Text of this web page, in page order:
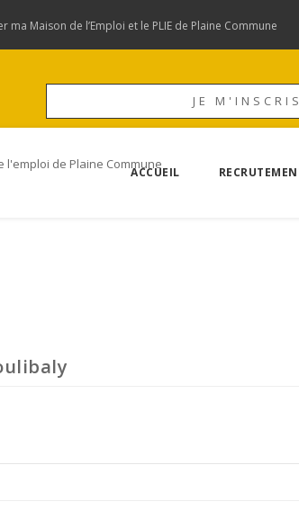
ma Maison de l’Emploi et le PLIE de Plaine Commune
JE M'INSCRIS
ACCUEIL